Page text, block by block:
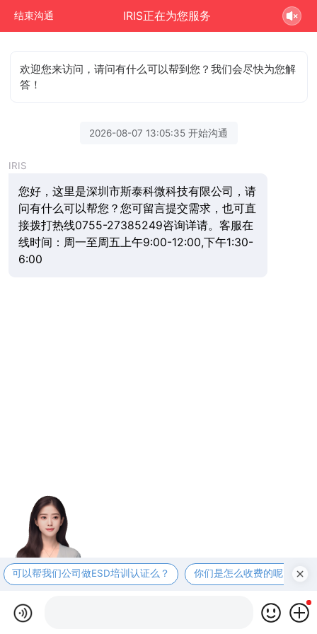
结束沟通 IRIS正在为您服务
欢迎您来访问，请问有什么可以帮到您？我们会尽快为您解
答！
2026-08-07 13:05:35 开始沟通
IRIS
您好，这里是深圳市斯泰科微科技有限公司，请
问有什么可以帮您？您可留言提交需求，也可直
接拨打热线0755-27385249咨询详请。客服在
线时间：周一至周五上午9:00-12:00,下午1:30-
6:00
可以帮我们公司做ESD培训认证么？ 你们是怎么收费的呢？